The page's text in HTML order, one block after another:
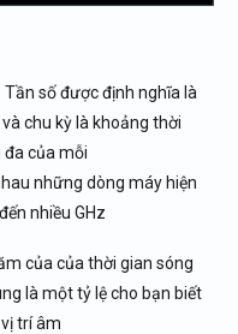
Tần số được định nghĩa là
chu kỳ là khoảng thời
đa của mỗi
những dòng máy hiện
nhiều GHz
của của thời gian sóng
là một tỷ lệ cho bạn biết
trí âm